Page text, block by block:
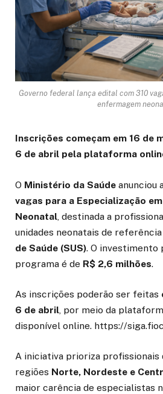
Governo federal lança edital com 310
enfermagem
Inscrições começam em 16 de
6 de abril pela plataforma
O Ministério da Saúde anunciou
vagas para a Especialização
Neonatal , destinada a
unidades neonatais de referência
de Saúde (SUS). O investimento
programa é de R$ 2,6 milhões.
As inscrições poderão ser feitas
6 de abril , por meio da
disponível online. https://
A iniciativa prioriza profissionais
regiões Norte, Nordeste e
maior carência de especialistas